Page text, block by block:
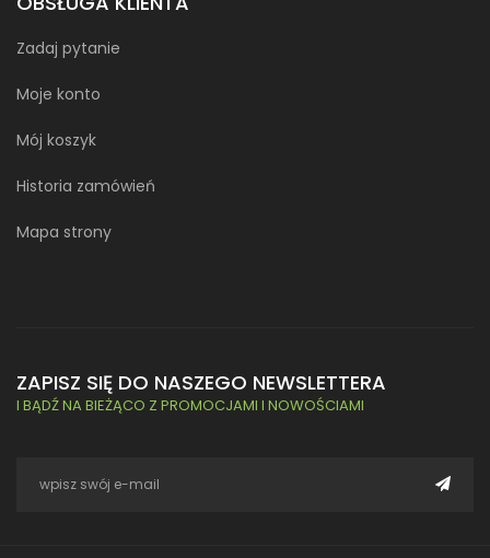
Zadaj pytanie
Moje konto
Mój koszyk
Historia zamówień
Mapa strony
ZAPISZ SIĘ DO NASZEGO NEWSLETTERA
I BĄDŹ NA BIEŻĄCO Z PROMOCJAMI I NOWOŚCIAMI